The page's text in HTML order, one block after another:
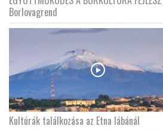
Borlovagrend
Kultúrák találkozása az Etna lábánál